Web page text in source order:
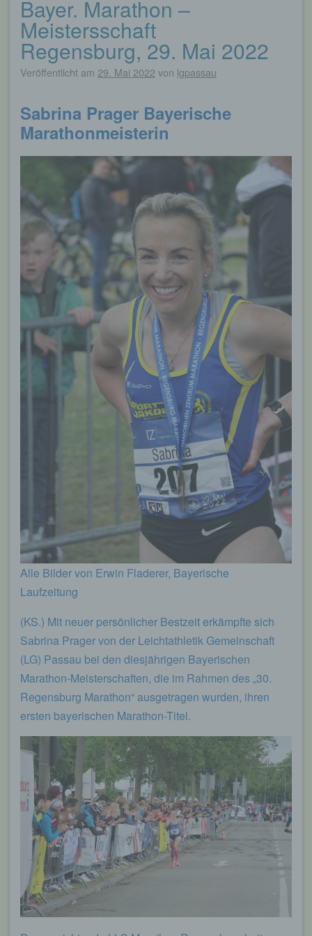
Bayer. Marathon –
Meistersschaft
Regensburg, 29. Mai 2022
Veröffentlicht am 29. Mai 2022 von lgpassau
Sabrina Prager Bayerische
Marathonmeisterin
Alle Bilder von Erwin Fladerer, Bayerische
Laufzeitung
(KS.) Mit neuer persönlicher Bestzeit erkämpfte sich
Sabrina Prager von der Leichtathletik Gemeinschaft
(LG) Passau bei den diesjährigen Bayerischen
Marathon-Meisterschaften, die im Rahmen des „30.
Regensburg Marathon“ ausgetragen wurden, ihren
ersten bayerischen Marathon-Titel.